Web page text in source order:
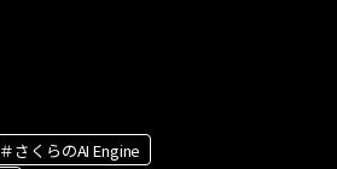
＃さくらのAI Engine